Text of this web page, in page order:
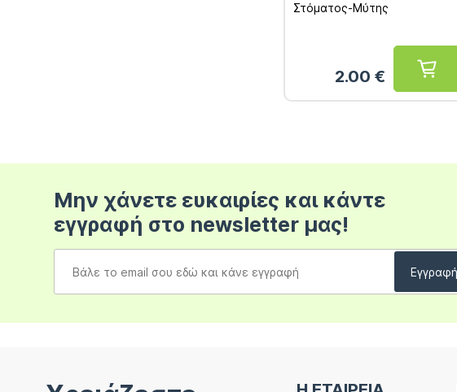
Στόματος-Μύτης
2.00 €
Μην χάνετε ευκαιρίες και κάντε
εγγραφή στο newsletter μας!